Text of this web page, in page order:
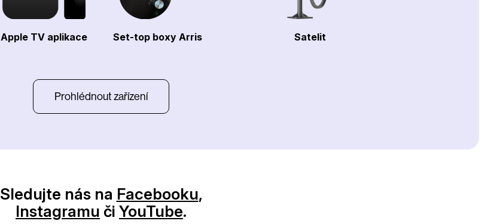
Apple TV aplikace Set-top boxy Arris Satelit
Prohlédnout zařízení
Sledujte nás na Facebooku,
Instagramu či YouTube.